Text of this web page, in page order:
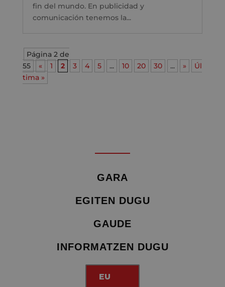
fin del mundo. En publicidad y
comunicación tenemos la...
Página 2 de
55
« 1 2 3 4 5 ... 10 20 30 ... »
Úl
tima »
GARA
EGITEN DUGU
GAUDE
INFORMATZEN DUGU
EU